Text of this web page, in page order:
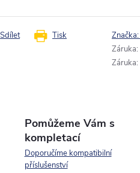
Tisk
Sdílet Značka:
Záruka:
Záruka:
Pomůžeme Vám s
kompletací
Doporučíme kompatibilní
příslušenství